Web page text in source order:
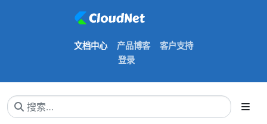
文档中心 产品博客
客户支持
登录